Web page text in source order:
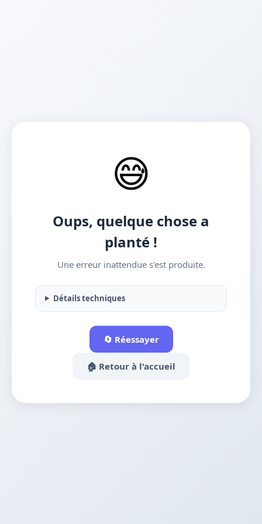
😅
Oups, quelque chose a
planté !
Une erreur inattendue s'est produite.
Détails techniques
🔄 Réessayer
🏠 Retour à l'accueil